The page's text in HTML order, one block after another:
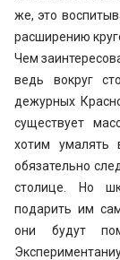
же, это
расширению
Чем
ведь вокруг
дежурных
существует
хотим умалять
обязательно
столице. Но
подарить им
они будут